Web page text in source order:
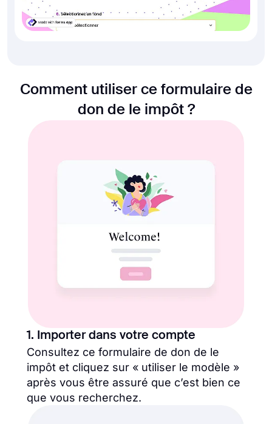
Comment utiliser ce formulaire de
don de le impôt ?
1. Importer dans votre compte
Consultez ce formulaire de don de le
impôt et cliquez sur « utiliser le modèle »
après vous être assuré que c’est bien ce
que vous recherchez.